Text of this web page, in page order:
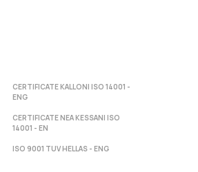
CERTIFICATE KALLONI ISO 14001 -
ENG
CERTIFICATE NEA KESSANI ISO
14001 - ΕΝ
ISO 9001 TUV HELLAS - ENG